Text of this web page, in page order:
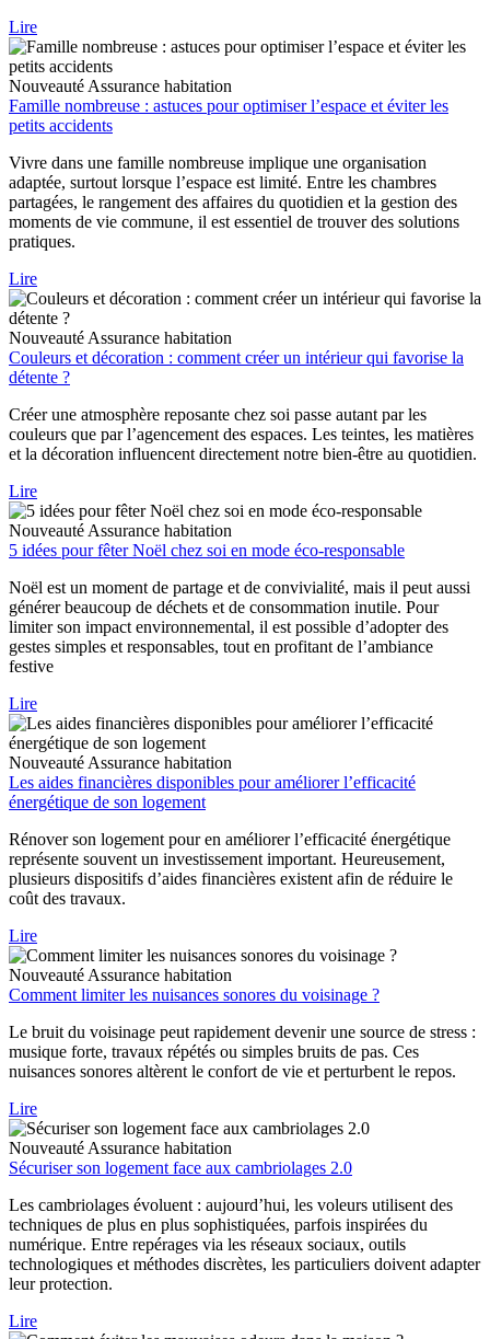
Lire
Nouveauté Assurance habitation
Famille nombreuse : astuces pour optimiser l’espace et éviter les
petits accidents
Vivre dans une famille nombreuse implique une organisation
adaptée, surtout lorsque l’espace est limité. Entre les chambres
partagées, le rangement des affaires du quotidien et la gestion des
moments de vie commune, il est essentiel de trouver des solutions
pratiques.
Lire
Nouveauté Assurance habitation
Couleurs et décoration : comment créer un intérieur qui favorise la
détente ?
Créer une atmosphère reposante chez soi passe autant par les
couleurs que par l’agencement des espaces. Les teintes, les matières
et la décoration influencent directement notre bien-être au quotidien.
Lire
Nouveauté Assurance habitation
5 idées pour fêter Noël chez soi en mode éco-responsable
Noël est un moment de partage et de convivialité, mais il peut aussi
générer beaucoup de déchets et de consommation inutile. Pour
limiter son impact environnemental, il est possible d’adopter des
gestes simples et responsables, tout en profitant de l’ambiance
festive
Lire
Nouveauté Assurance habitation
Les aides financières disponibles pour améliorer l’efficacité
énergétique de son logement
Rénover son logement pour en améliorer l’efficacité énergétique
représente souvent un investissement important. Heureusement,
plusieurs dispositifs d’aides financières existent afin de réduire le
coût des travaux.
Lire
Nouveauté Assurance habitation
Comment limiter les nuisances sonores du voisinage ?
Le bruit du voisinage peut rapidement devenir une source de stress :
musique forte, travaux répétés ou simples bruits de pas. Ces
nuisances sonores altèrent le confort de vie et perturbent le repos.
Lire
Nouveauté Assurance habitation
Sécuriser son logement face aux cambriolages 2.0
Les cambriolages évoluent : aujourd’hui, les voleurs utilisent des
techniques de plus en plus sophistiquées, parfois inspirées du
numérique. Entre repérages via les réseaux sociaux, outils
technologiques et méthodes discrètes, les particuliers doivent adapter
leur protection.
Lire